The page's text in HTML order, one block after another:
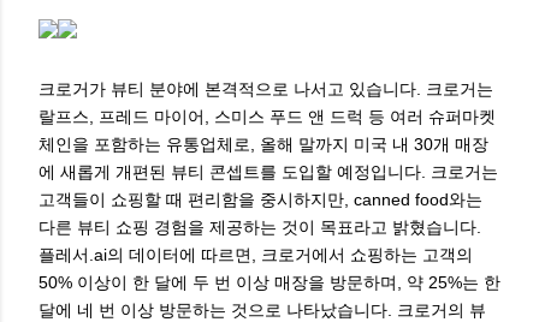
크로거가 뷰티 분야에 본격적으로 나서고 있습니다. 크로거는
랄프스, 프레드 마이어, 스미스 푸드 앤 드럭 등 여러 슈퍼마켓
체인을 포함하는 유통업체로, 올해 말까지 미국 내 30개 매장
에 새롭게 개편된 뷰티 콘셉트를 도입할 예정입니다. 크로거는
고객들이 쇼핑할 때 편리함을 중시하지만, canned food와는
다른 뷰티 쇼핑 경험을 제공하는 것이 목표라고 밝혔습니다.
플레서.ai의 데이터에 따르면, 크로거에서 쇼핑하는 고객의
50% 이상이 한 달에 두 번 이상 매장을 방문하며, 약 25%는 한
달에 네 번 이상 방문하는 것으로 나타났습니다. 크로거의 뷰